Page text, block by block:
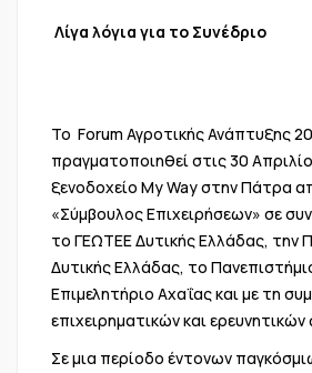
Λίγα λόγια για το Συνέδριο
Το Forum Αγροτικής Ανάπτυξης
πραγματοποιηθεί στις 30
ξενοδοχείο My Way στην Πάτρα
«Σύμβουλος Επιχειρήσεων» σε
το ΓΕΩΤΕΕ Δυτικής Ελλάδας, την
Δυτικής Ελλάδας, το
Επιμελητήριο Αχαΐας και με τη
επιχειρηματικών και
Σε μια περίοδο έντονων